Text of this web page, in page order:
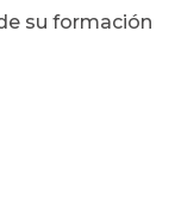
su formación